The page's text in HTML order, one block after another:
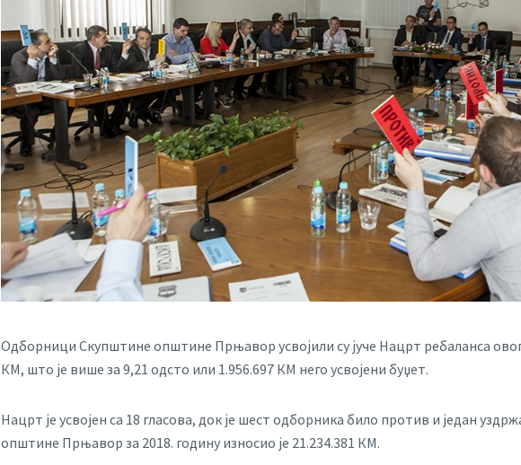
Одборници Скупштине општине Прњавор усвојили су јуче Нацрт ребаланса
КМ, што је више за 9,21 одсто или 1.956.697 КМ него усвојени буџет.
Нацрт је усвојен са 18 гласова, док је шест одборника било против и један
општине Прњавор за 2018. годину износио је 21.234.381 КМ.